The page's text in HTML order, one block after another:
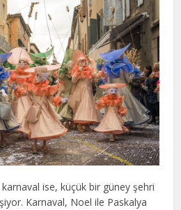
ise, küçük bir güney şehri
Karnaval, Noel ile Paskalya